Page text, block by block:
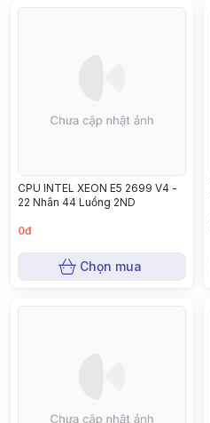
CPU INTEL XEON E5 2699 V4 -
22 Nhân 44 Luồng 2ND
0đ
Chọn mua